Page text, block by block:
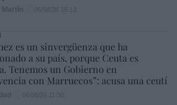
es un sinvergüenza que ha
a su país, porque Ceuta es
Tenemos un Gobierno en
con Marruecos”: acusa una ceutí